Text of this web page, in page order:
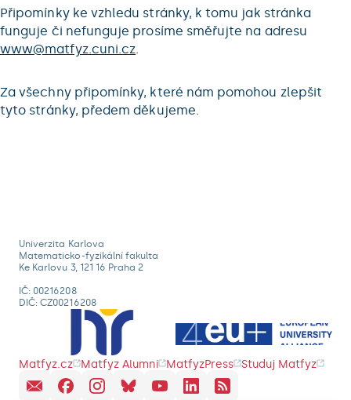
Připomínky ke vzhledu stránky, k tomu jak stránka
funguje či nefunguje prosíme směřujte na adresu
www@matfyz.cuni.cz.
Za všechny připomínky, které nám pomohou zlepšit
tyto stránky, předem děkujeme.
Univerzita Karlova
Matematicko-fyzikální fakulta
Ke Karlovu 3, 121 16 Praha 2
IČ: 00216208
DIČ: CZ00216208
Matfyz.cz Matfyz Alumni MatfyzPress Studuj Matfyz